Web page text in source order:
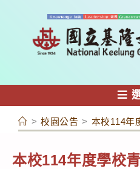
容
> 校園公告 > 本校114年
本校114年度學校